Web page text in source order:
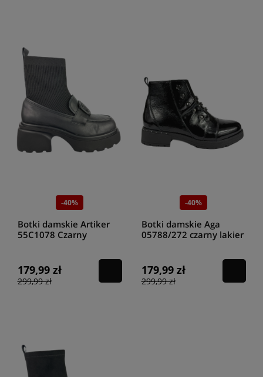
-40%
Botki damskie Artiker
55C1078 Czarny
179,99 zł
299,99 zł
-40%
Botki damskie Aga
05788/272 czarny lakier
179,99 zł
299,99 zł